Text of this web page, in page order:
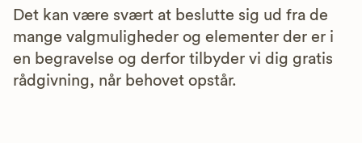
Det kan være svært at beslutte sig ud fra de
mange valgmuligheder og elementer der er i
en begravelse og derfor tilbyder vi dig gratis
rådgivning, når behovet opstår.